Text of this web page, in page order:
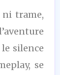
ni trame,
silence
se